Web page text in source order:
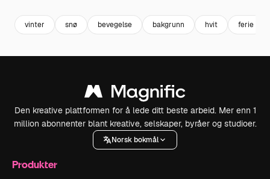
vinter snø bevegelse bakgrunn hvit ferie
Den kreative plattformen for å lede ditt beste arbeid. Mer enn 1
million abonnenter blant kreative, selskaper, byråer og studioer.
Norsk bokmål
Produkter